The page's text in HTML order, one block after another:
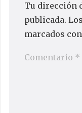
Tu dirección
publicada.
marcados con